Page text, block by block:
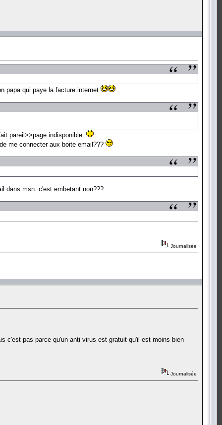
papa qui paye la facture internet
pareil>>page indisponible.
me connecter aux boite email???
dans msn. c'est embetant non???
Journalisée
c'est pas parce qu'un anti virus est gratuit qu'il est moins bien
Journalisée